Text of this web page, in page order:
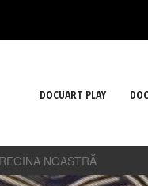
DOCUART PLAY
NOASTRĂ